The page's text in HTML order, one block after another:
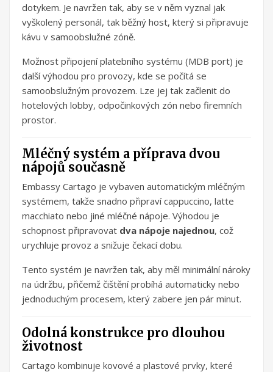
dotykem. Je navržen tak, aby se v něm vyznal jak
vyškolený personál, tak běžný host, který si připravuje
kávu v samoobslužné zóně.
Možnost připojení platebního systému (MDB port) je
další výhodou pro provozy, kde se počítá se
samoobslužným provozem. Lze jej tak začlenit do
hotelových lobby, odpočinkových zón nebo firemních
prostor.
Mléčný systém a příprava dvou
nápojů současně
Embassy Cartago je vybaven automatickým mléčným
systémem, takže snadno připraví cappuccino, latte
macchiato nebo jiné mléčné nápoje. Výhodou je
schopnost připravovat dva nápoje najednou, což
urychluje provoz a snižuje čekací dobu.
Tento systém je navržen tak, aby měl minimální nároky
na údržbu, přičemž čištění probíhá automaticky nebo
jednoduchým procesem, který zabere jen pár minut.
Odolná konstrukce pro dlouhou
životnost
Cartago kombinuje kovové a plastové prvky, které